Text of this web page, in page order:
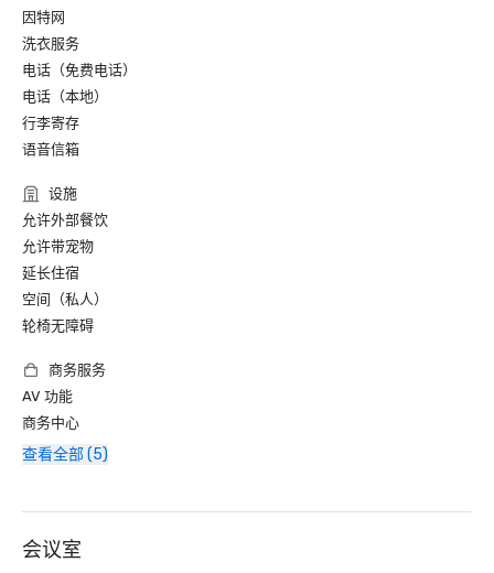
因特网
洗衣服务
电话（免费电话）
电话（本地）
行李寄存
语音信箱
设施
允许外部餐饮
允许带宠物
延长住宿
空间（私人）
轮椅无障碍
商务服务
AV 功能
商务中心
查看全部 (5)
会议室